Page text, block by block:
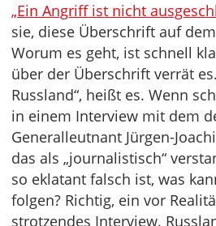
„Ein Angriff ist nicht
sie, diese Überschrift auf
Worum es geht, ist schnell
über der Überschrift verrät
Russland“, heißt es. Wenn
in einem Interview mit dem
Generalleutnant Jürgen-
das als „journalistisch“
so eklatant falsch ist, was
folgen? Richtig, ein vor
strotzendes Interview.